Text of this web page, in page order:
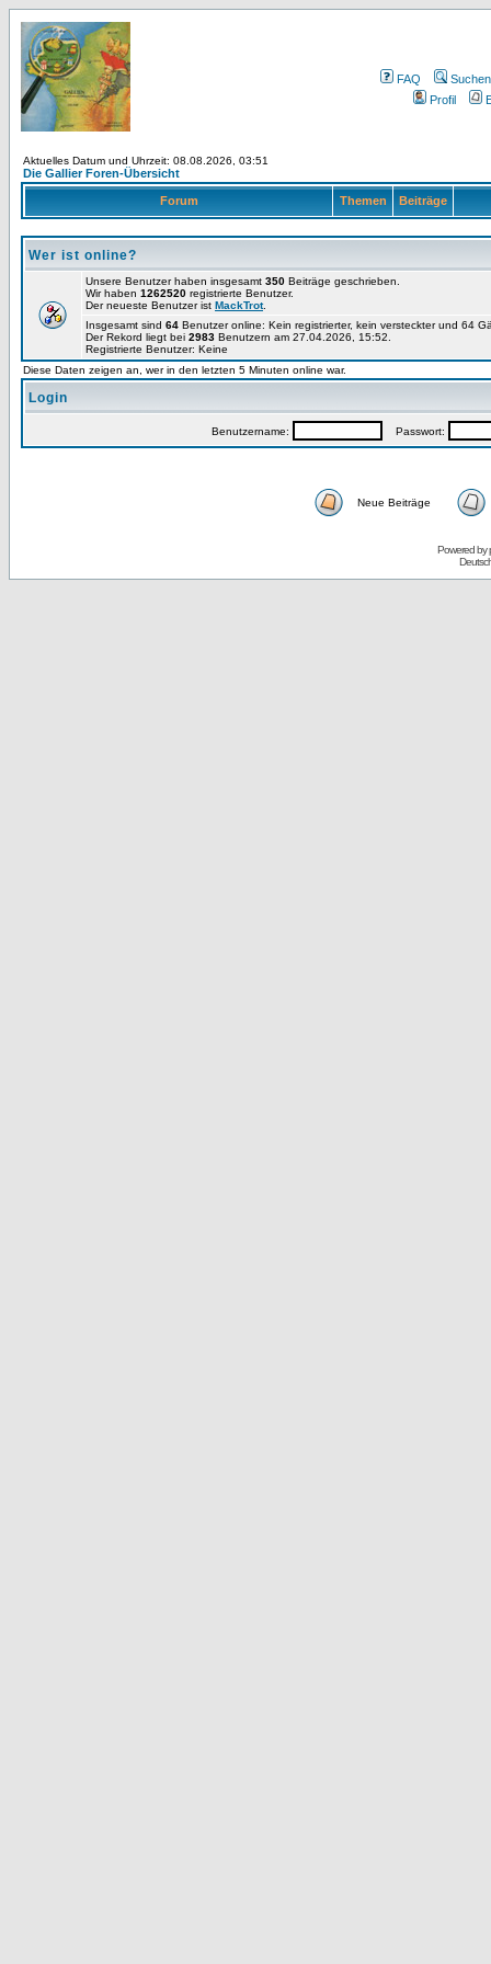
FAQ
Suchen
Profil
Aktuelles Datum und Uhrzeit: 08.08.2026, 03:51
Die Gallier Foren-Übersicht
Forum Themen Beiträge
Wer ist online?
Unsere Benutzer haben insgesamt 350 Beiträge geschrieben.
Wir haben 1262520 registrierte Benutzer.
Der neueste Benutzer ist MackTrot.
Insgesamt sind 64 Benutzer online: Kein registrierter, kein versteckter und 64
Der Rekord liegt bei 2983 Benutzern am 27.04.2026, 15:52.
Registrierte Benutzer: Keine
Diese Daten zeigen an, wer in den letzten 5 Minuten online war.
Login
Benutzername: Passwort:
Neue Beiträge
Powered by